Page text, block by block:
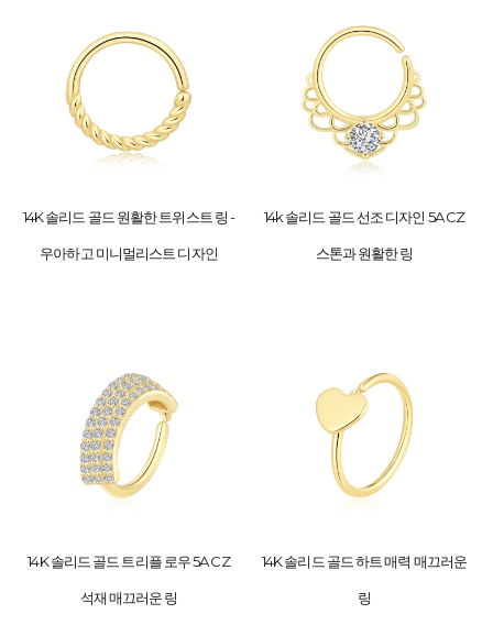
14K 솔리드 골드 원활한 트위스트 링 -
우아하고 미니멀리스트 디자인
14k 솔리드 골드 선조 디자인 5A CZ
스톤과 원활한 링
14K 솔리드 골드 트리플 로우 5A CZ
석재 매끄러운 링
14K 솔리드 골드 하트 매력 매끄러운
링